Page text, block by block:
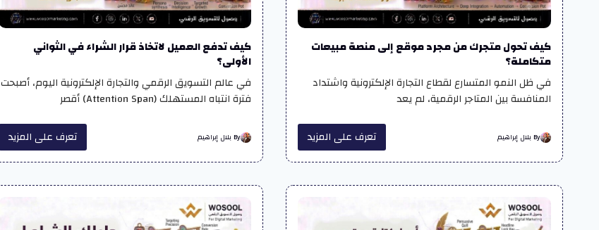
كيف تحول متجرك من مجرد موقع إلى منصة مبيعات
متكاملة؟
في ظل النمو المتسارع لقطاع التجارة الإلكترونية واشتداد
المنافسة بين المتاجر الرقمية، لم يعد
By بلال إبراهيم تعرف على المزيد
كيف تدفع العميل لاتخاذ قرار الشراء في الثواني
الأولى؟
في عالم التسويق الرقمي والتجارة الإلكترونية اليوم، أصبحت
فترة انتباه المستهلك (Attention Span) أقصر
By بلال إبراهيم تعرف على المزيد